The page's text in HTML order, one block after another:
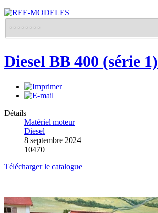
Diesel BB 400 (série 1)
Détails
Matériel moteur
Diesel
8 septembre 2024
10470
Télécharger le catalogue